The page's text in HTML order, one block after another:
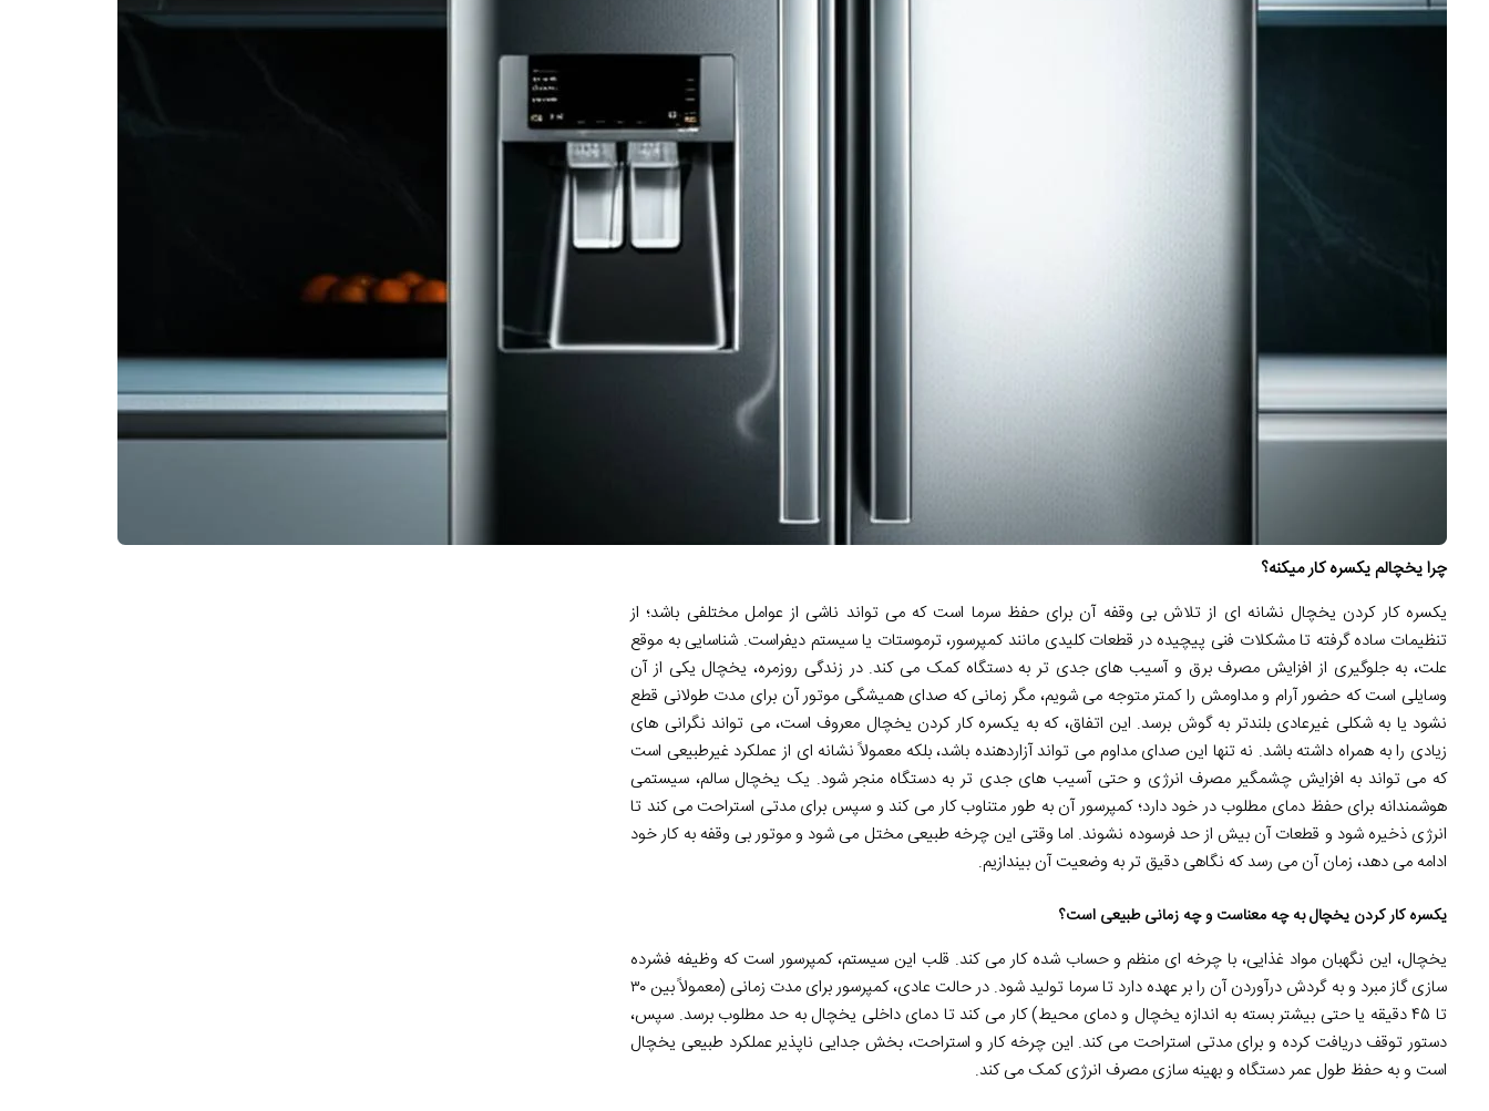
چرا یخچالم یکسره کار میکنه؟
یکسره کار کردن یخچال نشانه ای از تلاش بی وقفه آن برای حفظ سرما است که می تواند ناشی از عوامل مختلفی باشد؛ از
تنظیمات ساده گرفته تا مشکلات فنی پیچیده در قطعات کلیدی مانند کمپرسور، ترموستات یا سیستم دیفراست. شناسایی به موقع
علت، به جلوگیری از افزایش مصرف برق و آسیب های جدی تر به دستگاه کمک می کند. در زندگی روزمره، یخچال یکی از آن
وسایلی است که حضور آرام و مداومش را کمتر متوجه می شویم، مگر زمانی که صدای همیشگی موتور آن برای مدت طولانی قطع
نشود یا به شکلی غیرعادی بلندتر به گوش برسد. این اتفاق، که به یکسره کار کردن یخچال معروف است، می تواند نگرانی های
زیادی را به همراه داشته باشد. نه تنها این صدای مداوم می تواند آزاردهنده باشد، بلکه معمولاً نشانه ای از عملکرد غیرطبیعی است
که می تواند به افزایش چشمگیر مصرف انرژی و حتی آسیب های جدی تر به دستگاه منجر شود. یک یخچال سالم، سیستمی
هوشمندانه برای حفظ دمای مطلوب در خود دارد؛ کمپرسور آن به طور متناوب کار می کند و سپس برای مدتی استراحت می کند تا
انرژی ذخیره شود و قطعات آن بیش از حد فرسوده نشوند. اما وقتی این چرخه طبیعی مختل می شود و موتور بی وقفه به کار خود
ادامه می دهد، زمان آن می رسد که نگاهی دقیق تر به وضعیت آن بیندازیم.
یکسره کار کردن یخچال به چه معناست و چه زمانی طبیعی است؟
یخچال، این نگهبان مواد غذایی، با چرخه ای منظم و حساب شده کار می کند. قلب این سیستم، کمپرسور است که وظیفه فشرده
سازی گاز مبرد و به گردش درآوردن آن را بر عهده دارد تا سرما تولید شود. در حالت عادی، کمپرسور برای مدت زمانی (معمولاً بین ۳۰
تا ۴۵ دقیقه یا حتی بیشتر بسته به اندازه یخچال و دمای محیط) کار می کند تا دمای داخلی یخچال به حد مطلوب برسد. سپس،
دستور توقف دریافت کرده و برای مدتی استراحت می کند. این چرخه کار و استراحت، بخش جدایی ناپذیر عملکرد طبیعی یخچال
است و به حفظ طول عمر دستگاه و بهینه سازی مصرف انرژی کمک می کند.